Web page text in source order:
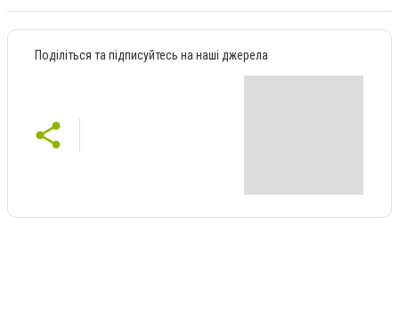
Поділіться та підписуйтесь на наші джерела